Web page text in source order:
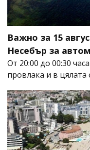
Важно за 15
Несебър за
От 20:00 до 00:30
провлака и в цялата